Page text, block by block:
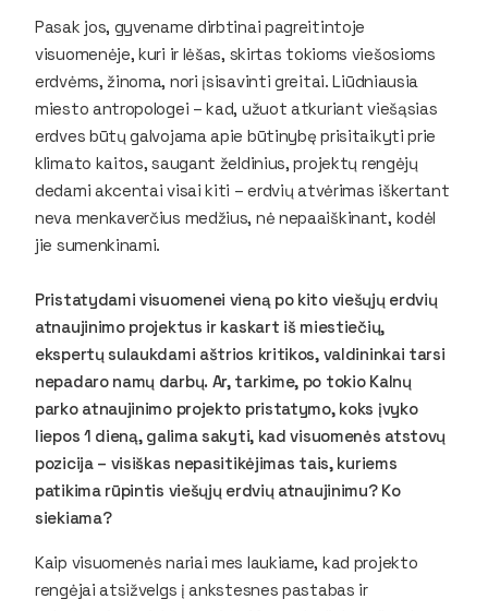
Pasak jos, gyvename dirbtinai pagreitintoje
visuomenėje, kuri ir lėšas, skirtas tokioms viešosioms
erdvėms, žinoma, nori įsisavinti greitai. Liūdniausia
miesto antropologei – kad, užuot atkuriant viešąsias
erdves būtų galvojama apie būtinybę prisitaikyti prie
klimato kaitos, saugant želdinius, projektų rengėjų
dedami akcentai visai kiti – erdvių atvėrimas iškertant
neva menkaverčius medžius, nė nepaaiškinant, kodėl
jie sumenkinami.
Pristatydami visuomenei vieną po kito viešųjų erdvių
atnaujinimo projektus ir kaskart iš miestiečių,
ekspertų sulaukdami aštrios kritikos, valdininkai tarsi
nepadaro namų darbų. Ar, tarkime, po tokio Kalnų
parko atnaujinimo projekto pristatymo, koks įvyko
liepos 1 dieną, galima sakyti, kad visuomenės atstovų
pozicija – visiškas nepasitikėjimas tais, kuriems
patikima rūpintis viešųjų erdvių atnaujinimu? Ko
siekiama?
Kaip visuomenės nariai mes laukiame, kad projekto
rengėjai atsižvelgs į ankstesnes pastabas ir